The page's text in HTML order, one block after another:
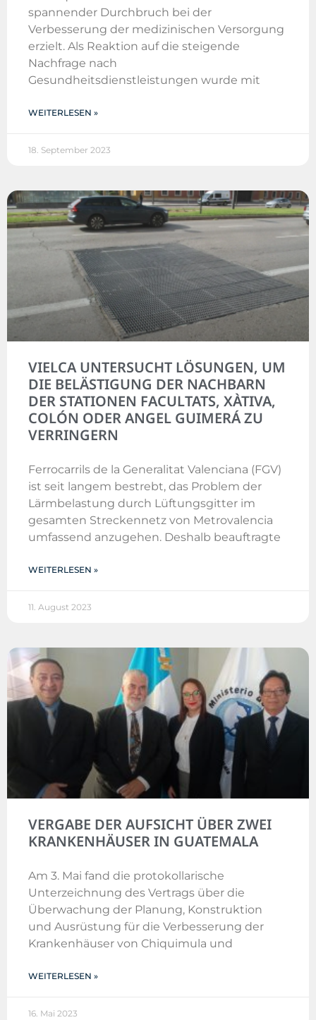
spannender Durchbruch bei der
Verbesserung der medizinischen Versorgung
erzielt. Als Reaktion auf die steigende
Nachfrage nach
Gesundheitsdienstleistungen wurde mit
WEITERLESEN »
18. September 2023
VIELCA UNTERSUCHT LÖSUNGEN, UM
DIE BELÄSTIGUNG DER NACHBARN
DER STATIONEN FACULTATS, XÀTIVA,
COLÓN ODER ANGEL GUIMERÁ ZU
VERRINGERN
Ferrocarrils de la Generalitat Valenciana (FGV)
ist seit langem bestrebt, das Problem der
Lärmbelastung durch Lüftungsgitter im
gesamten Streckennetz von Metrovalencia
umfassend anzugehen. Deshalb beauftragte
WEITERLESEN »
11. August 2023
VERGABE DER AUFSICHT ÜBER ZWEI
KRANKENHÄUSER IN GUATEMALA
Am 3. Mai fand die protokollarische
Unterzeichnung des Vertrags über die
Überwachung der Planung, Konstruktion
und Ausrüstung für die Verbesserung der
Krankenhäuser von Chiquimula und
WEITERLESEN »
16. Mai 2023